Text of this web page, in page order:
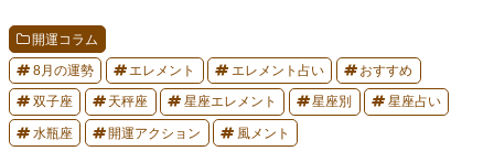
開運コラム
8月の運勢 エレメント エレメント占い おすすめ
双子座 天秤座 星座エレメント 星座別 星座占い
水瓶座 開運アクション 風メント